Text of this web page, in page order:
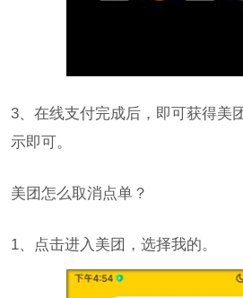
3、在线支付完成后，即可获得美
示即可。
美团怎么取消点单？
1、点击进入美团，选择我的。